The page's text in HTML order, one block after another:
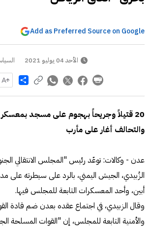
Add as Preferred Source on Google
الأحد 04 يوليو 2021
Share
20 قتيلاً وجريحاً بهجوم على مسجد
والتحالف أغار على مأرب
عدن - وكالات: توعّد رئيس "المجلس الانتقالي
الزُبيدي، الجيش اليمني، بالرد على سيطرته على
أبين، وأحد المعسكرات التابعة للمجلس فيها.
وقال الزبيدي، في اجتماع عقده بعدن ضم قادة
والأمنية التابعة للمجلس، إن "القوات المسلحة